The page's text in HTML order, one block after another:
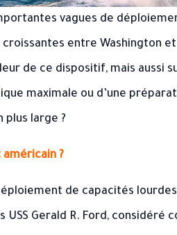
vagues de
entre Washington
de ce dispositif, mais aussi
maximale ou d’une
large ?
?
de capacités
Gerald R. Ford, considéré